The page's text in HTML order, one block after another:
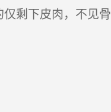
剩下皮肉，不见骨